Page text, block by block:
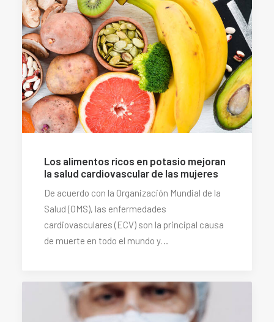
Los alimentos ricos en potasio mejoran
la salud cardiovascular de las mujeres
De acuerdo con la Organización Mundial de la
Salud (OMS), las enfermedades
cardiovasculares (ECV) son la principal causa
de muerte en todo el mundo y…